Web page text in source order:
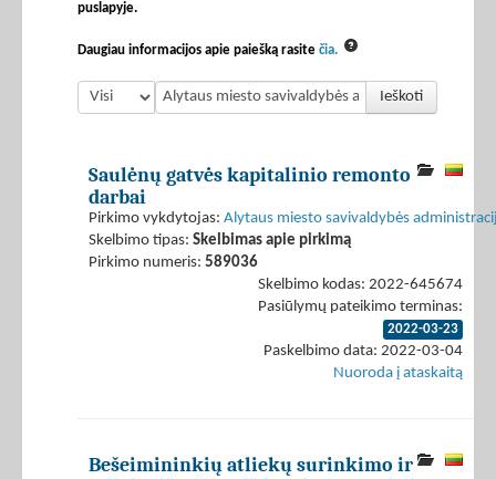
puslapyje.
Daugiau informacijos apie paiešką rasite čia.
Ieškoti
Saulėnų gatvės kapitalinio remonto
darbai
Pirkimo vykdytojas: Alytaus miesto savivaldybės
Skelbimo tipas: Skelbimas apie pirkimą
Pirkimo numeris: 589036
Skelbimo kodas: 2022-645674
Pasiūlymų pateikimo terminas:
2022-03-23
Paskelbimo data: 2022-03-04
Nuoroda į ataskaitą
Bešeimininkių atliekų surinkimo ir